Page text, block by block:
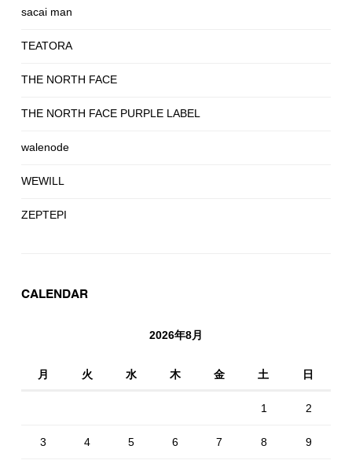
sacai man
TEATORA
THE NORTH FACE
THE NORTH FACE PURPLE LABEL
walenode
WEWILL
ZEPTEPI
CALENDAR
2026年8月
月 火 水 木 金 土 日
1 2
3 4 5 6 7 8 9